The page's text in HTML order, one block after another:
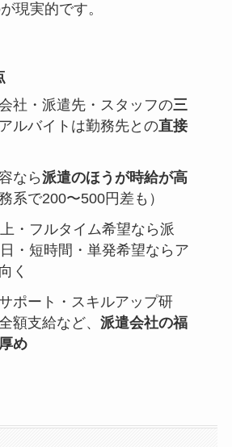
現実的です。
社・派遣先・スタッフの三
ルバイトは勤務先との直接
なら派遣のほうが時給が高
系で200〜500円差も）
・フルタイム希望なら派
・短時間・単発希望ならア
く
ポート・スキルアップ研
額支給など、 派遣会社の福
め